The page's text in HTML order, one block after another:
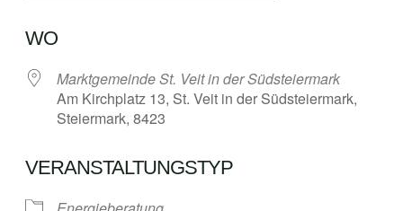
WO
Marktgemeinde St. Veit in der Südsteiermark
Am Kirchplatz 13, St. Veit in der Südsteiermark,
Steiermark, 8423
VERANSTALTUNGSTYP